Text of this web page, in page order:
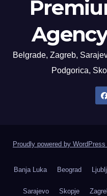
Belgrade, Zagreb,
Podgorica,
Proudly powered by WordPress
Banja Luka Beograd
Sarajevo Skopje